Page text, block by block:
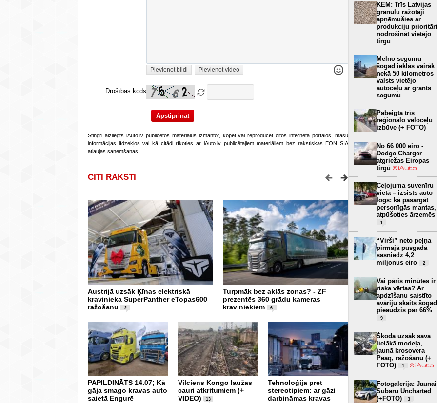
Pievienot bildi Pievienot video
Drošības kods
Stingri aizliegts iAuto.lv publicētos materiālus izmantot, kopēt vai reproducēt citos interneta portālos, masu
informācijas līdzekļos vai kā citādi rīkoties ar iAuto.lv publicētajiem materiāliem bez rakstiskas EON SIA
atļaujas saņemšanas.
CITI RAKSTI
Austrijā uzsāk Ķīnas elektriskā
kravinieka SuperPanther eTopas600
ražošanu
2
Turpmāk bez aklās zonas? - ZF
prezentēs 360 grādu kameras
kraviniekiem
6
PAPILDINĀTS 14.07; Kā
gāja smago kravas auto
saietā Engurē
Vilciens Kongo laužas
cauri atkritumiem (+
VIDEO)
13
Tehnoloģija pret
stereotipiem: ar gāzi
darbināmas kravas
Beidzot vērtēs kravas
uzsākta jauna Euro NCAP
ASV uzņēmums izstrādā
elektrisku, autonomi
KEM: Trīs Latvijas
granulu ražotāji
apņēmušies ar
produkciju prioritāri
nodrošināt vietējo
tirgu
Melno segumu
šogad ieklās vairāk
nekā 50 kilometros
valsts vietējo
autoceļu ar grants
segumu
Pabeigta trīs
reģionālo veloceļu
izbūve (+ FOTO)
No 66 000 eiro -
Dodge Charger
atgriežas Eiropas
tirgū
Ceļojuma suvenīru
vietā – izsists auto
logs: kā pasargāt
personīgās mantas,
atpūšoties ārzemēs
1
“Virši” neto peļņa
pirmajā pusgadā
sasniedz 4,2
miljonus eiro
2
Vai pāris minūtes ir
riska vērtas? Ar
apdzīšanu saistīto
avāriju skaits šogad
pieaudzis par 66%
9
Škoda uzsāk sava
lielākā modeļa,
jaunā krosovera
Peaq, ražošanu (+
FOTO)
1
Fotogalerija:
Subaru Uncharted
(+FOTO)
3